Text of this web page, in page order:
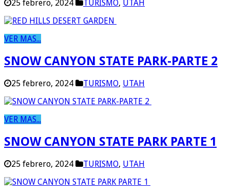
25 febrero, 2024 TURISMO, UTAH
VER MAS...
SNOW CANYON STATE PARK-PARTE 2
25 febrero, 2024 TURISMO, UTAH
VER MAS...
SNOW CANYON STATE PARK PARTE 1
25 febrero, 2024 TURISMO, UTAH